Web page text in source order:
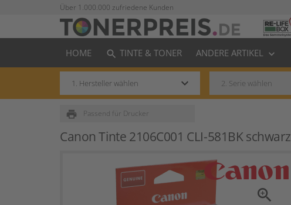
Über 1.000.000 zufriedene Kunden
HOME search TINTE & TONER ANDERE ARTIKEL keyboard_arrow_down
keyboard_arrow_down
Passend für Drucker
print
Canon Tinte 2106C001 CLI-581BK schwarz
zoom_in